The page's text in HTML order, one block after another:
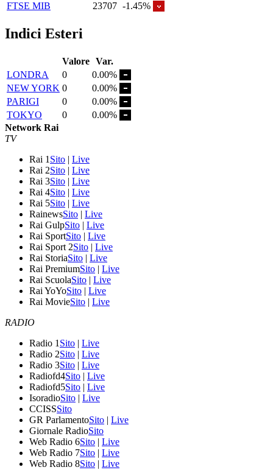
FTSE MIB
23707 -1.45%
Indici Esteri
Valore Var.
LONDRA
0
0.00%
NEW YORK 0
0.00%
PARIGI
0
0.00%
TOKYO
0
0.00%
Network Rai
TV
Rai 1 Sito | Live
Rai 2Sito | Live
Rai 3Sito | Live
Rai 4Sito | Live
Rai 5Sito | Live
RainewsSito | Live
Rai GulpSito | Live
Rai SportSito | Live
Rai Sport 2Sito | Live
Rai StoriaSito | Live
Rai PremiumSito | Live
Rai ScuolaSito | Live
Rai YoYoSito | Live
Rai MovieSito | Live
RADIO
Radio 1 Sito | Live
Radio 2Sito | Live
Radio 3Sito | Live
Radiofd4Sito | Live
Radiofd5Sito | Live
IsoradioSito | Live
CCISSSito
GR ParlamentoSito | Live
Giornale RadioSito
Web Radio 6Sito | Live
Web Radio 7Sito | Live
Web Radio 8Sito | Live